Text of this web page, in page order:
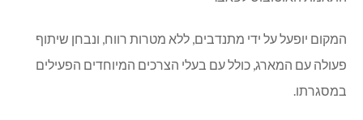
המקום יופעל על ידי מתנדבים, ללא מטרות רווח, ונבחן שיתוף
פעולה עם המארג, כולל עם בעלי הצרכים המיוחדים הפעילים
במסגרתו.